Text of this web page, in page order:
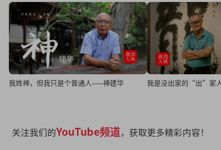
我姓神，但我只是个普通人——神建华 我是没出家的“出”家
关注我们的YouTube频道，获取更多精彩内容！